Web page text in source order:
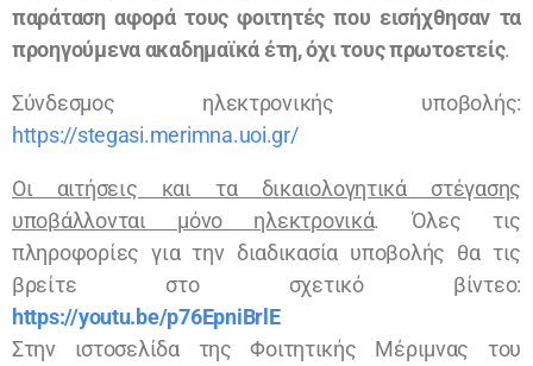
παράταση αφορά τους φοιτητές που εισήχθησαν τα
προηγούμενα ακαδημαϊκά έτη, όχι τους πρωτοετείς.
Σύνδεσμος ηλεκτρονικής υποβολής:
https://stegasi.merimna.uoi.gr/
Οι αιτήσεις και τα δικαιολογητικά στέγασης
υποβάλλονται μόνο ηλεκτρονικά. Όλες τις
πληροφορίες για την διαδικασία υποβολής θα τις
βρείτε στο σχετικό βίντεο:
https://youtu.be/p76EpniBrlE
Στην ιστοσελίδα της Φοιτητικής Μέριμνας του